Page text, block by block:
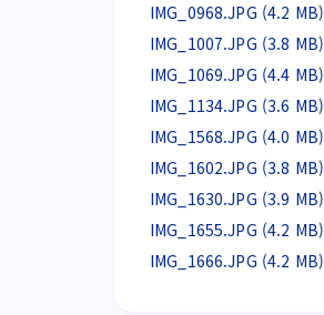
IMG_0968.JPG (4.2 MB)
IMG_1007.JPG (3.8 MB)
IMG_1069.JPG (4.4 MB)
IMG_1134.JPG (3.6 MB)
IMG_1568.JPG (4.0 MB)
IMG_1602.JPG (3.8 MB)
IMG_1630.JPG (3.9 MB)
IMG_1655.JPG (4.2 MB)
IMG_1666.JPG (4.2 MB)